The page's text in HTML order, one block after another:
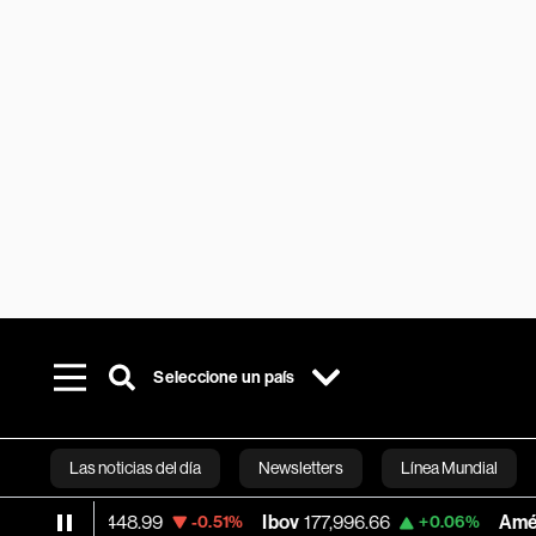
Seleccione un país
Las noticias del día Newsletters Línea Mundial
Bloomberg
26,448.99 -0.51% Ibov 177,996.66 +0.06% América